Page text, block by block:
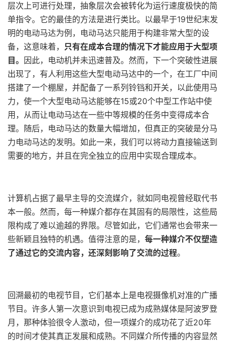
层次上可进行处理，抽象层次会被转化为运行速度极快的简
单指令。它的最佳的方法是进行类比。以最早于19世纪末发
明的电动马达为例，电动马达只能用于构建非常大型的设
备，这意味着， 只有在成本合理的情况下才能应用于大型项
目。 因此，电动机并未迅速普及。然而，下一个突破性进展
出现了，有人利用这些大型电动马达中的一个，在工厂中间
搭建了一个棚屋，并配备了一系列铃铛和开关，以此使用马
力，使一个大型电动马达能够在15或20个中型工作站中使
用，从而让电动马达在一些中等规模的任务中变得成本合
理。随后，电动马达的数量大幅增加，但真正的突破是分马
力电动马达的发明。如此一来，我们可以将动力直接输送到
需要的地方，并且在完全独立的应用中实现合理成本。
计算机占据了最早主导的交流媒介，就如同电视曾经取代书
本一般。然而，每一种媒介都存在其固有的局限性，这些局
限构成了难以逾越的界限。尽管如此，它们通常也会带来一
些新颖且独特的机遇。值得注意的是， 每一种媒介不仅塑造
了通过它的交流内容，还深刻影响了交流的过程。
回溯最初的电视节目，它们基本上是电视摄像机对准的广播
节目。许多人第一次意识到电视已成为成熟媒体是阿波罗登
月，那种体验很令人激动，但一项媒介的成功花了近20年
的时间才使其真正发展和成熟。不同媒介所传播的内容显然